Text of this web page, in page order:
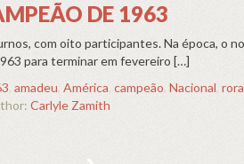
DE 1963
com oito participantes. Na época, o
para terminar em fevereiro […]
amadeu, América, campeão, Nacional,
Carlyle Zamith